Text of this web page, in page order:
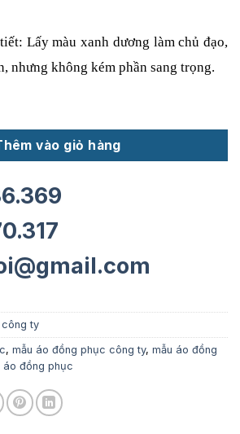
Lấy màu xanh dương làm chủ đạo,
nhưng không kém phần sang trọng.
số lượng
vào giỏ hàng
ty
, mẫu áo đồng phục công ty, mẫu áo đồng
áo đồng phục